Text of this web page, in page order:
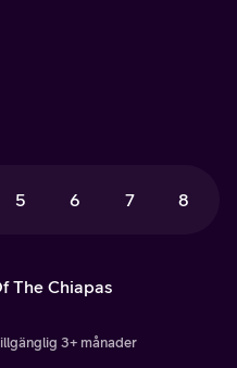
5 6 7 8
The Chiapas
3+ månader